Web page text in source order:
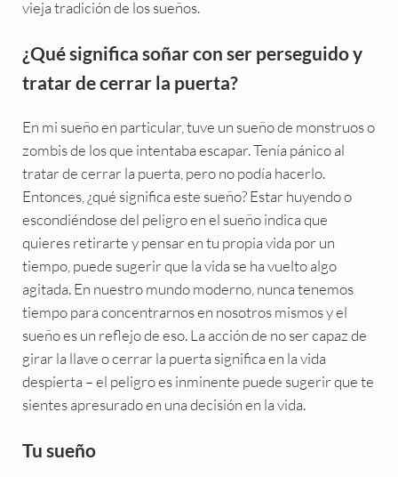
vieja tradición de los sueños.
¿Qué significa soñar con ser perseguido y
tratar de cerrar la puerta?
En mi sueño en particular, tuve un sueño de monstruos o
zombis de los que intentaba escapar. Tenía pánico al
tratar de cerrar la puerta, pero no podía hacerlo.
Entonces, ¿qué significa este sueño? Estar huyendo o
escondiéndose del peligro en el sueño indica que
quieres retirarte y pensar en tu propia vida por un
tiempo, puede sugerir que la vida se ha vuelto algo
agitada. En nuestro mundo moderno, nunca tenemos
tiempo para concentrarnos en nosotros mismos y el
sueño es un reflejo de eso. La acción de no ser capaz de
girar la llave o cerrar la puerta significa en la vida
despierta – el peligro es inminente puede sugerir que te
sientes apresurado en una decisión en la vida.
Tu sueño